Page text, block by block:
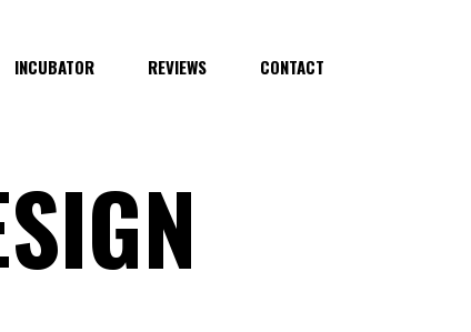
INCUBATOR REVIEWS CONTACT